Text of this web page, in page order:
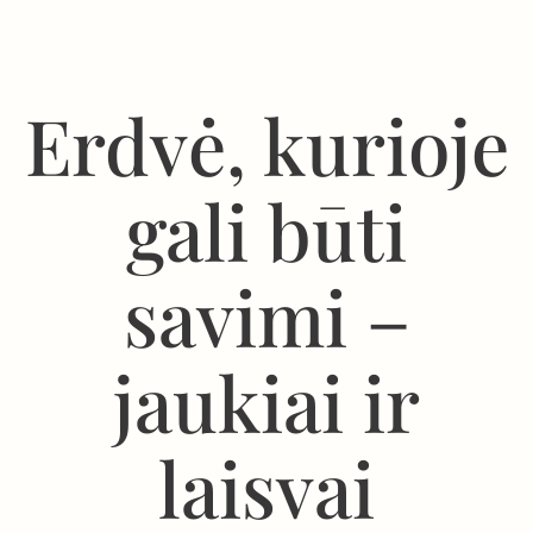
Erdvė, kurioje
gali būti
savimi –
jaukiai ir
laisvai